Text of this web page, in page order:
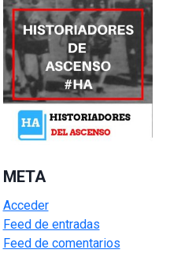
META
Acceder
Feed de entradas
Feed de comentarios